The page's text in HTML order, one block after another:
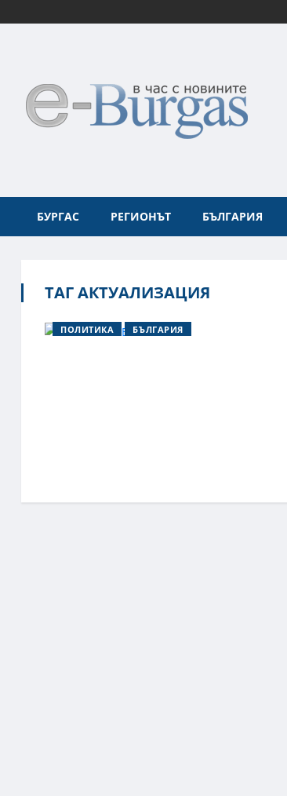
БУРГАС РЕГИОНЪТ БЪЛГАРИЯ
ТАГ АКТУАЛИЗАЦИЯ
ПОЛИТИКА БЪЛГАРИЯ